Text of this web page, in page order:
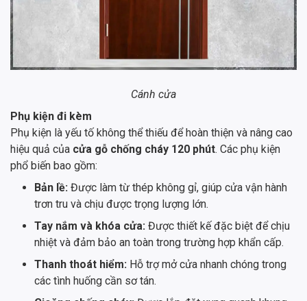
Cánh cửa
Phụ kiện đi kèm
Phụ kiện là yếu tố không thể thiếu để hoàn thiện và nâng cao
hiệu quả của cửa gỗ chống cháy 120 phút. Các phụ kiện
phổ biến bao gồm:
Bản lề: Được làm từ thép không gỉ, giúp cửa vận hành
trơn tru và chịu được trọng lượng lớn.
Tay nắm và khóa cửa: Được thiết kế đặc biệt để chịu
nhiệt và đảm bảo an toàn trong trường hợp khẩn cấp.
Thanh thoát hiểm: Hỗ trợ mở cửa nhanh chóng trong
các tình huống cần sơ tán.